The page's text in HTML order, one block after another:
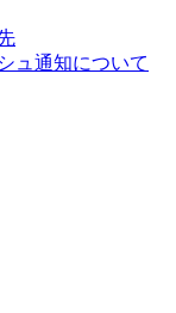
ュ通知について